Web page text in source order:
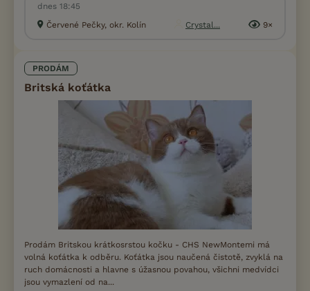
dnes 18:45
Červené Pečky, okr. Kolín
Crystal... 9×
PRODÁM
Britská koťátka
Prodám Britskou krátkosrstou kočku - CHS NewMontemi má
volná koťátka k odběru. Koťátka jsou naučená čistotě, zvyklá na
ruch domácnosti a hlavne s úžasnou povahou, všichni medvídci
jsou vymazlení od na...